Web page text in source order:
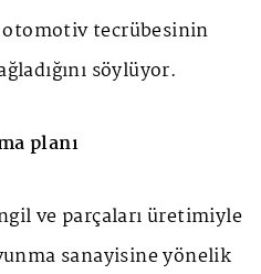
tecrübesinin
söylüyor.
planı
ve parçaları üretimiyle
sanayisine yönelik